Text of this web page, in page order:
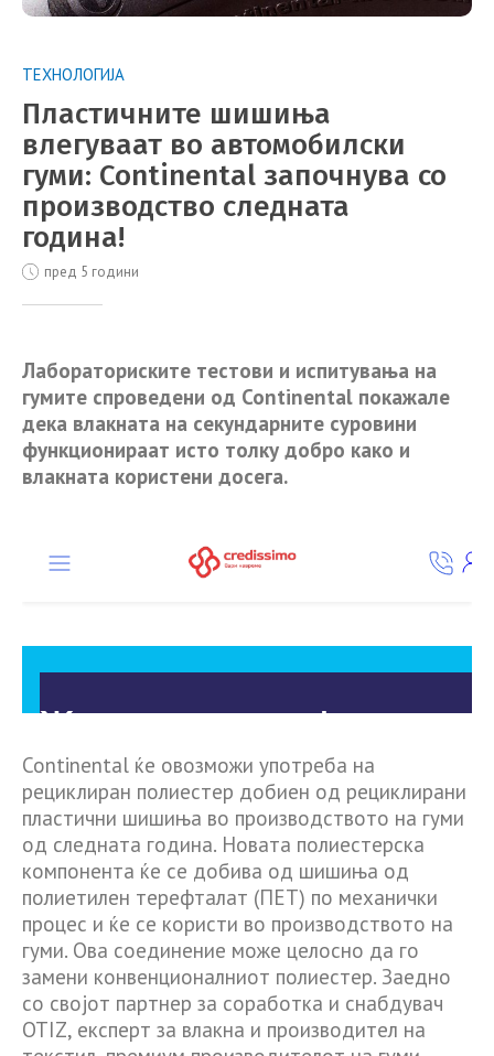
ТЕХНОЛОГИЈА
Пластичните шишиња
влегуваат во автомобилски
гуми: Continental започнува со
производство следната
година!
пред 5 години
Лабораториските тестови и испитувања на
гумите спроведени од Continental покажале
дека влакната на секундарните суровини
функционираат исто толку добро како и
влакната користени досега.
Continental ќе овозможи употреба на
рециклиран полиестер добиен од рециклирани
пластични шишиња во производството на гуми
од следната година. Новата полиестерска
компонента ќе се добива од шишиња од
полиетилен терефталат (ПЕТ) по механички
процес и ќе се користи во производството на
гуми. Ова соединение може целосно да го
замени конвенционалниот полиестер. Заедно
со својот партнер за соработка и снабдувач
OTIZ, експерт за влакна и производител на